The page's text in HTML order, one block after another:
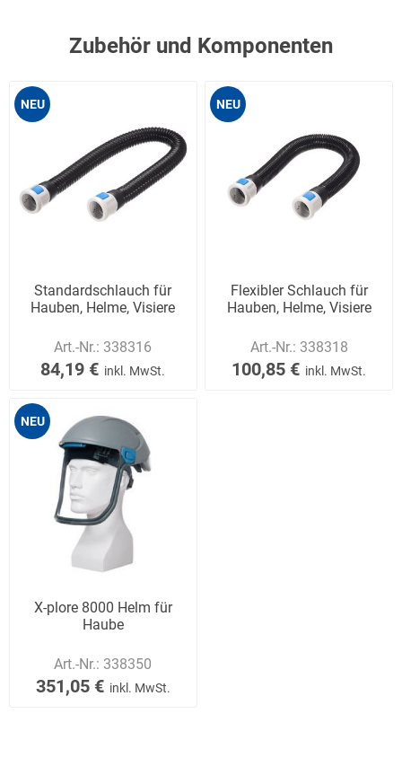
Zubehör und Komponenten
NEU
Standardschlauch für
Hauben, Helme, Visiere
Art.-Nr.: 338316
84,19 € inkl. MwSt.
NEU
Flexibler Schlauch für
Hauben, Helme, Visiere
Art.-Nr.: 338318
100,85 € inkl. MwSt.
NEU
X-plore 8000 Helm für
Haube
Art.-Nr.: 338350
351,05 € inkl. MwSt.